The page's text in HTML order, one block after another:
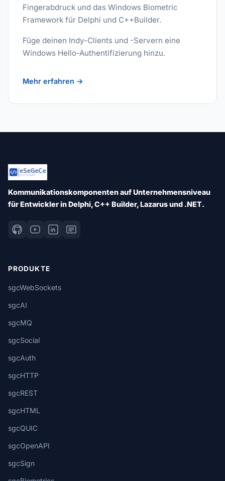
Fingerabdruck und das Windows Biometric
Framework für Delphi und C++Builder.
Füge deinen Indy-Clients und -Servern eine
Windows Hello-Authentifizierung hinzu.
Mehr erfahren →
Kommunikationskomponenten auf Unternehmensniveau
für Entwickler in Delphi, C++ Builder, Lazarus und .NET.
PRODUKTE
sgcWebSockets
sgcAI
sgcMQ
sgcSocial
sgcAuth
sgcHTTP
sgcREST
sgcHTML
sgcQUIC
sgcOpenAPI
sgcSign